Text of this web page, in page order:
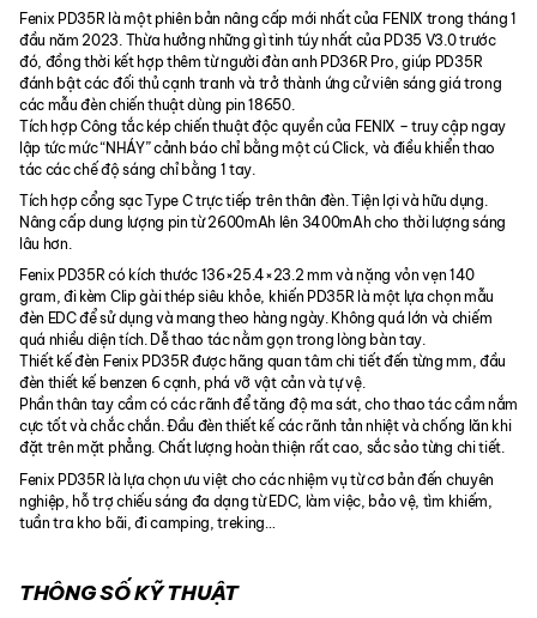
Fenix PD35R là một phiên bản nâng cấp mới nhất của FENIX trong tháng 1
đầu năm 2023. Thừa hưởng những gì tinh túy nhất của PD35 V3.0 trước
đó, đồng thời kết hợp thêm từ người đàn anh PD36R Pro, giúp PD35R
đánh bật các đối thủ cạnh tranh và trở thành ứng cử viên sáng giá trong
các mẫu đèn chiến thuật dùng pin 18650.
Tích hợp Công tắc kép chiến thuật độc quyền của FENIX – truy cập ngay
lập tức mức “NHÁY” cảnh báo chỉ bằng một cú Click, và điều khiển thao
tác các chế độ sáng chỉ bằng 1 tay.
Tích hợp cổng sạc Type C trực tiếp trên thân đèn. Tiện lợi và hữu dụng.
Nâng cấp dung lượng pin từ 2600mAh lên 3400mAh cho thời lượng sáng
lâu hơn.
Fenix PD35R có kích thước 136×25.4×23.2 mm và nặng vỏn vẹn 140
gram, đi kèm Clip gài thép siêu khỏe, khiến PD35R là một lựa chọn mẫu
đèn EDC để sử dụng và mang theo hàng ngày. Không quá lớn và chiếm
quá nhiều diện tích. Dễ thao tác nằm gọn trong lòng bàn tay.
Thiết kế đèn Fenix PD35R được hãng quan tâm chi tiết đến từng mm, đầu
đèn thiết kế benzen 6 cạnh, phá vỡ vật cản và tự vệ.
Phần thân tay cầm có các rãnh để tăng độ ma sát, cho thao tác cầm nắm
cực tốt và chắc chắn. Đầu đèn thiết kế các rãnh tản nhiệt và chống lăn khi
đặt trên mặt phẳng. Chất lượng hoàn thiện rất cao, sắc sảo từng chi tiết.
Fenix PD35R là lựa chọn ưu việt cho các nhiệm vụ từ cơ bản đến chuyên
nghiệp, hỗ trợ chiếu sáng đa dạng từ EDC, làm việc, bảo vệ, tìm khiếm,
tuần tra kho bãi, đi camping, treking…
THÔNG SỐ KỸ THUẬT